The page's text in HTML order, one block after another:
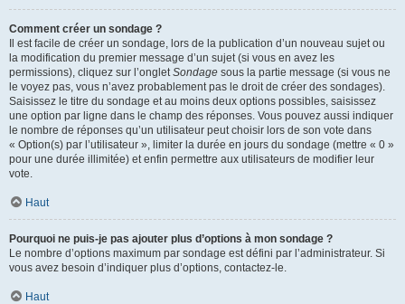
Comment créer un sondage ?
Il est facile de créer un sondage, lors de la publication d’un nouveau sujet ou
la modification du premier message d’un sujet (si vous en avez les
permissions), cliquez sur l’ongletSondage sous la partie message (si vous ne
le voyez pas, vous n’avez probablement pas le droit de créer des sondages).
Saisissez le titre du sondage et au moins deux options possibles, saisissez
une option par ligne dans le champ des réponses. Vous pouvez aussi indiquer
le nombre de réponses qu’un utilisateur peut choisir lors de son vote dans
« Option(s) par l’utilisateur », limiter la durée en jours du sondage (mettre « 0 »
pour une durée illimitée) et enfin permettre aux utilisateurs de modifier leur
vote.
Haut
Pourquoi ne puis-je pas ajouter plus d’options à mon sondage ?
Le nombre d’options maximum par sondage est défini par l’administrateur. Si
vous avez besoin d’indiquer plus d’options, contactez-le.
Haut